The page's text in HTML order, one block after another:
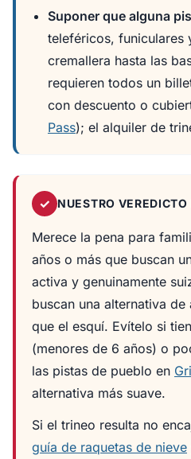
Suponer que alguna
teleféricos, funiculares
cremallera hasta las
requieren todos un
con descuento o
Pass); el alquiler de
✓ NUESTRO
Merece la pena para
años o más que buscan
activa y genuinamente
buscan una alternativa
que el esquí. Evítelo si
(menores de 6 años) o
las pistas de pueblo en
alternativa más suave.
Si el trineo resulta no
guía de raquetas de nieve